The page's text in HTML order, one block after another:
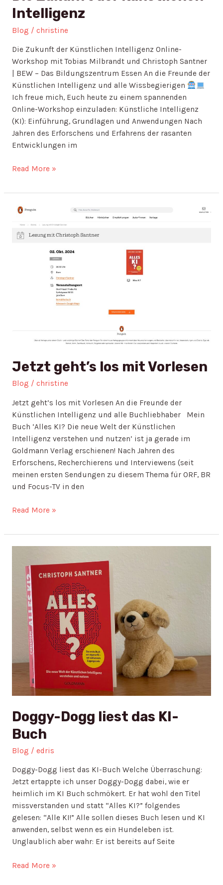
Intelligenz
Blog / christine
Die Zukunft der Künstlichen Intelligenz Online-
Workshop mit Tobias Milbrandt und Christoph Santner
| BEW – Das Bildungszentrum Essen An die Freunde der
Künstlichen Intelligenz und alle Wissbegierigen
Ich freue mich, Euch heute zu einem spannenden
Online-Workshop einzuladen: Künstliche Intelligenz
(KI): Einführung, Grundlagen und Anwendungen Nach
Jahren des Erforschens und Erfahrens der rasanten
Entwicklungen im
Read More »
Jetzt geht’s los mit Vorlesen
Blog / christine
Jetzt geht’s los mit Vorlesen An die Freunde der
Künstlichen Intelligenz und alle Buchliebhaber Mein
Buch ‘Alles KI? Die neue Welt der Künstlichen
Intelligenz verstehen und nutzen’ ist ja gerade im
Goldmann Verlag erschienen! Nach Jahren des
Erforschens, Recherchierens und Interviewens (seit
meinen ersten Sendungen zu diesem Thema für ORF, BR
und Focus-TV in den
Jetzt
geht’s
los
Read More »
Doggy-Dogg liest das KI-
Buch
Blog / edris
Doggy-Dogg liest das KI-Buch Welche Überraschung:
Jetzt ertappte ich unser Doggy-Dogg dabei, wie er
heimlich im KI Buch schmökert. Er hat wohl den Titel
missverstanden und statt “Alles KI?” folgendes
gelesen: “Alle KI!” Alle sollen dieses Buch lesen und KI
anwenden, selbst wenn es ein Hundeleben ist.
Unglaublich aber wahr: Er ist bereits auf Seite
Dogg
liest
Buch
Read More »